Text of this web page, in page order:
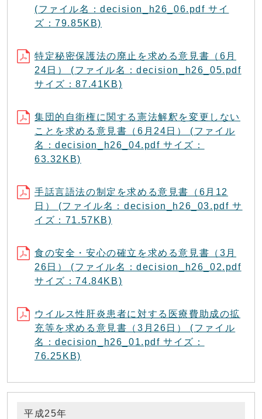
(ファイル名：decision_h26_06.pdf サイ
ズ：79.85KB)
特定秘密保護法の廃止を求める意見書（6月
24日） (ファイル名：decision_h26_05.pdf
サイズ：87.41KB)
集団的自衛権に関する憲法解釈を変更しない
ことを求める意見書（6月24日） (ファイル
名：decision_h26_04.pdf サイズ：
63.32KB)
手話言語法の制定を求める意見書（6月12
日） (ファイル名：decision_h26_03.pdf サ
イズ：71.57KB)
食の安全・安心の確立を求める意見書（3月
26日） (ファイル名：decision_h26_02.pdf
サイズ：74.84KB)
ウイルス性肝炎患者に対する医療費助成の拡
充等を求める意見書（3月26日） (ファイル
名：decision_h26_01.pdf サイズ：
76.25KB)
平成25年